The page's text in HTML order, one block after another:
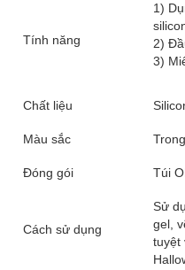
Tính năng
1)
2)
3)
Chất liệu
Màu sắc
Đóng gói Túi
Cách sử dụng
Sử
gel,
tuyệt